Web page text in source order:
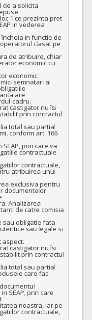
de a solicita
1 ce prezinta pret
in vederea
in functie de
clasat pe
de atribuire, chiar
economic cu
economic.
semnatari ai
are
cadru.
castigator nu îsi
prin contractul
total sau partial
conform art. 166
prin care va
contractuale
contractuale,
atribuirea unui
exclusiva pentru
documentelor
Analizarea
de catre comisia
sau obligatie fata
sau legale si
aspect.
castigator nu îsi
prin contractul
total sau partial
care fac
SEAP, prin care
noastra, iar pe
contractuale,